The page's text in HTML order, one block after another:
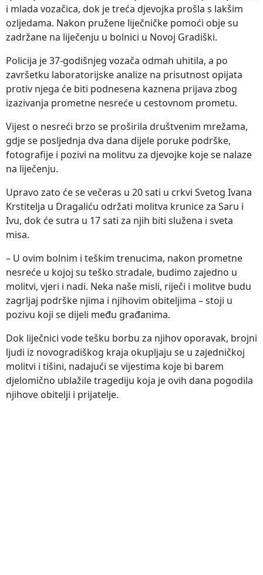
i mlada vozačica, dok je treća djevojka prošla s lakšim
ozljedama. Nakon pružene liječničke pomoći obje su
zadržane na liječenju u bolnici u Novoj Gradiški.
Policija je 37-godišnjeg vozača odmah uhitila, a po
završetku laboratorijske analize na prisutnost opijata
protiv njega će biti podnesena kaznena prijava zbog
izazivanja prometne nesreće u cestovnom prometu.
Vijest o nesreći brzo se proširila društvenim mrežama,
gdje se posljednja dva dana dijele poruke podrške,
fotografije i pozivi na molitvu za djevojke koje se nalaze
na liječenju.
Upravo zato će se večeras u 20 sati u crkvi Svetog Ivana
Krstitelja u Dragaliću održati molitva krunice za Saru i
Ivu, dok će sutra u 17 sati za njih biti služena i sveta
misa.
– U ovim bolnim i teškim trenucima, nakon prometne
nesreće u kojoj su teško stradale, budimo zajedno u
molitvi, vjeri i nadi. Neka naše misli, riječi i molitve budu
zagrljaj podrške njima i njihovim obiteljima – stoji u
pozivu koji se dijeli među građanima.
Dok liječnici vode tešku borbu za njihov oporavak, brojni
ljudi iz novogradiškog kraja okupljaju se u zajedničkoj
molitvi i tišini, nadajući se vijestima koje bi barem
djelomično ublažile tragediju koja je ovih dana pogodila
njihove obitelji i prijatelje.